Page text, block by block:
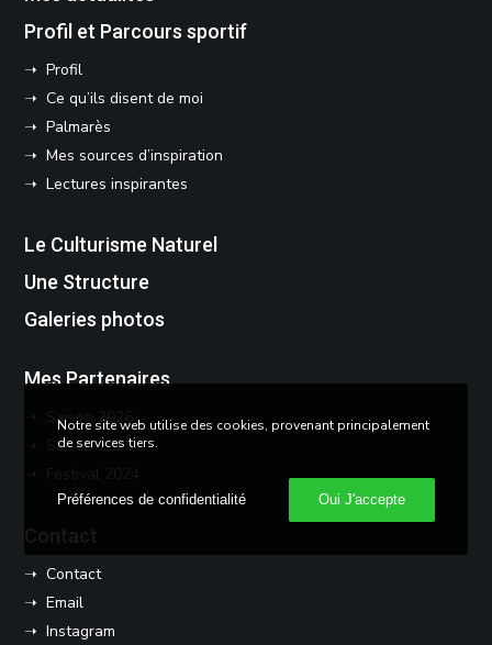
Profil et Parcours sportif
➝ Profil
➝ Ce qu’ils disent de moi
➝ Palmarès
➝ Mes sources d’inspiration
➝ Lectures inspirantes
Le Culturisme Naturel
Une Structure
Galeries photos
Mes Partenaires
➝ Saison 2026
➝ Saison 2025
➝ Contact
➝ Email
➝ Instagram
Notre site web utilise des cookies, provenant principalement
de services tiers.
Préférences de confidentialité Oui J'accepte